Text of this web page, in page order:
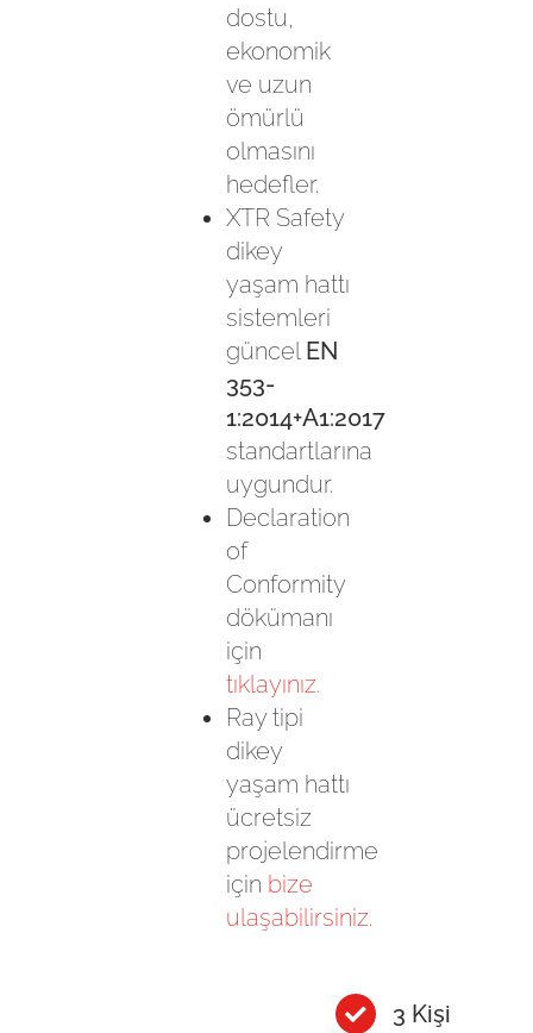
dostu,
ekonomik
ve uzun
ömürlü
olmasını
hedefler.
XTR Safety
dikey
yaşam hattı
sistemleri
güncel EN
353-
1:2014+A1:2017
standartlarına
uygundur.
Declaration
of
Conformity
dökümanı
için
tıklayınız.
Ray tipi
dikey
yaşam hattı
ücretsiz
projelendirme
için bize
ulaşabilirsiniz.
3 Kişi